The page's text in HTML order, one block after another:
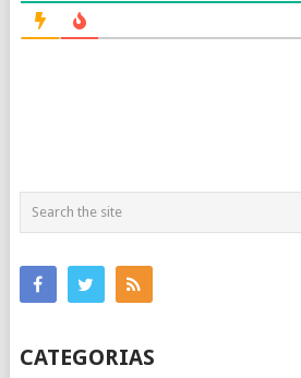
CATEGORIAS